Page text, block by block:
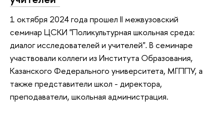
1 октября 2024 года прошел II межвузовский
семинар ЦСКИ "Поликультурная школьная среда:
диалог исследователей и учителей". В семинаре
участвовали коллеги из Института Образования,
Казанского Федерального университета, МГППУ, а
также представители школ - директора,
преподаватели, школьная администрация.